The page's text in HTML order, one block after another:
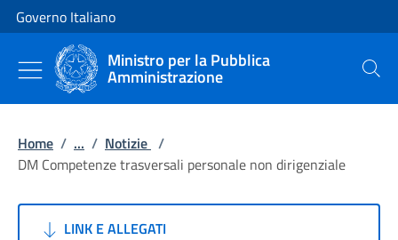
Vai al contenuto
Vai alla navigazione del sito
Governo Italiano
Ministro per la Pubblica
Amministrazione Cerca
Home / ... / Notizie /
DM Competenze trasversali personale non dirigenziale
LINK E ALLEGATI